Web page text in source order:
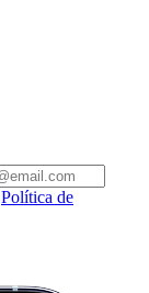
Política de